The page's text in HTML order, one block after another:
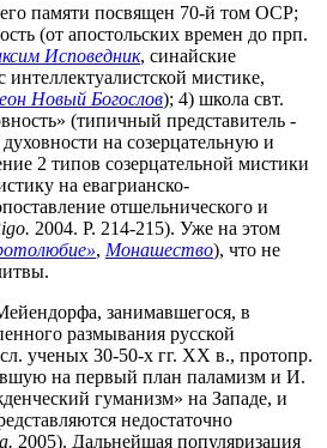
памяти посвящен 70-й том OCP;
(от апостольских времен до прп.
Исповедник, синайские
интеллектуалистской мистике,
Новый Богослов); 4) школа свт.
(типичный представитель -
на созерцательную и
2 типов созерцательной мистики
на евагрианско-
отшельнического и
2004. P. 214-215). Уже на этом
, Монашество), что не
занимавшегося, в
размывания русской
ученых 30-50-х гг. XX в., протопр.
на первый план паламизм и И.
гуманизм» на Западе, и
недостаточно
2005). Дальнейшая популяризация